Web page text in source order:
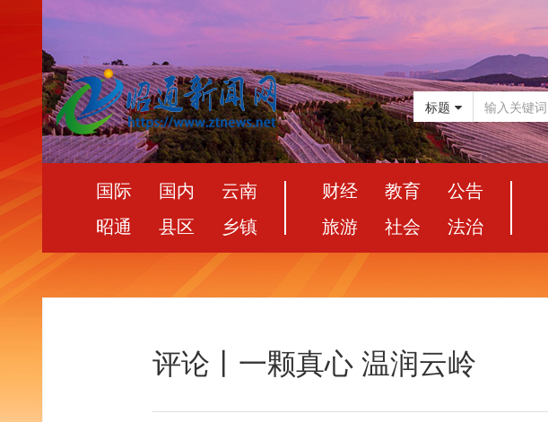
标题
国际 国内
云南
昭通
县区 乡镇
财经 教育
公告
旅游
社会 法治
评论丨一颗真心 温润云岭